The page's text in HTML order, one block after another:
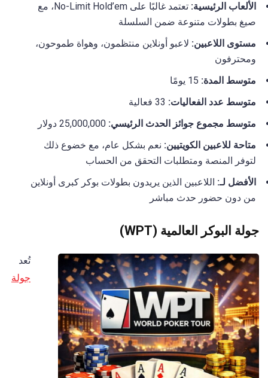
الألعاب الرئيسية:
تعتمد غالبًا على No-Limit Hold’em، مع
صيغ بطولات متنوعة ضمن السلسلة
مستوى اللاعبين: لاعبو أونلاين منتظمون، وهواة طموحون،
ومحترفون
متوسط المدة:
متوسط عدد الفعاليات:
متوسط مجموع جوائز الحدث الرئيسي:
متاحة للاعبين الكويتيين: نعم بشكل عام، مع خضوع ذلك
لتوفر المنصة ومتطلبات التحقق من الحساب
الأفضل لـ: اللاعبين الذين يريدون بطولات بوكر كبرى أونلاين
من دون حضور حدث مباشر
جولة البوكر العالمية (WPT)
تُعد
جولة